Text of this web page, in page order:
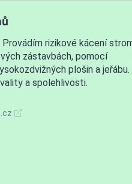
rizikové kácení
zástavbách, pomocí
plošin a jeřábu.
a spolehlivosti.